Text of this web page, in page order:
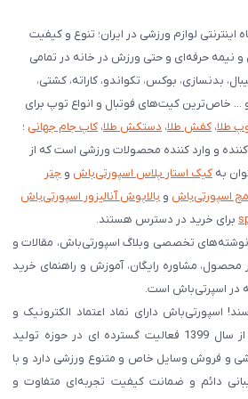
اینترنتی لوازم ورزشی در ایران؛ تنوع و کیفیت
نیمه حرفه‌ای و حتی ورزش در خانه در تمامی
بدنسازی، بوکس، تکواندو، کاراته، کشتی،
و ... خاص‌ترین کیت‌های فوتبال و انواع توپ برای
طلا، کفش طلا، دستکش طلا، کاپ جام جهانی ؛
و وارد کننده محصولات ورزشی است که از
به کیک استار پلاس اسپورتی‌باش و چتر
اسپورتی‌باش و بالاپوش آنالیزور اسپورتی‌باش
برای خرید در دسترس هستند.
تخصصی وبلاگ اسپورتی‌باش، مقالات و
مشاوره رایگان، آموزش و راهنمای خرید
در اسپرتی‌باش است.
اسپورتی‌باش دارای نماد اعتماد الکترونیک و
درگاه پرداخت معتبر است و از سال 1399 فعالیت گسترده ای در حوزه تولید
و فروش وسایل خاص و متنوع ورزشی دارد و با
دائم و ضمانت کیفیت تجربه‌ای متفاوت و